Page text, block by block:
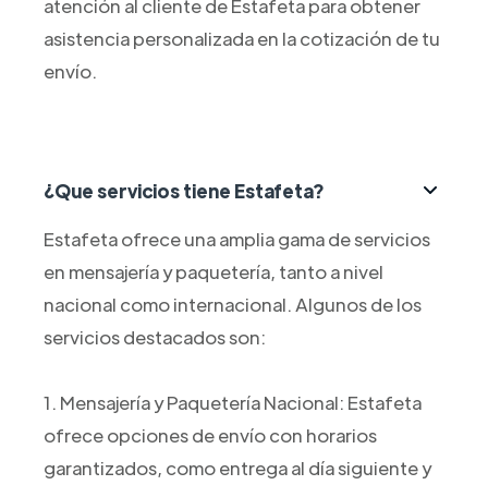
atención al cliente de Estafeta para obtener
asistencia personalizada en la cotización de tu
envío.
¿Que servicios tiene Estafeta?
Estafeta ofrece una amplia gama de servicios
en mensajería y paquetería, tanto a nivel
nacional como internacional. Algunos de los
servicios destacados son:
1. Mensajería y Paquetería Nacional: Estafeta
ofrece opciones de envío con horarios
garantizados, como entrega al día siguiente y